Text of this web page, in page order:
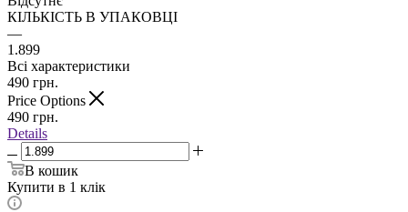
КІЛЬКІСТЬ В УПАКОВЦІ
—
1.899
Всі характеристики
490 грн.
Price Options
490 грн.
Details
В кошик
Купити в 1 клік